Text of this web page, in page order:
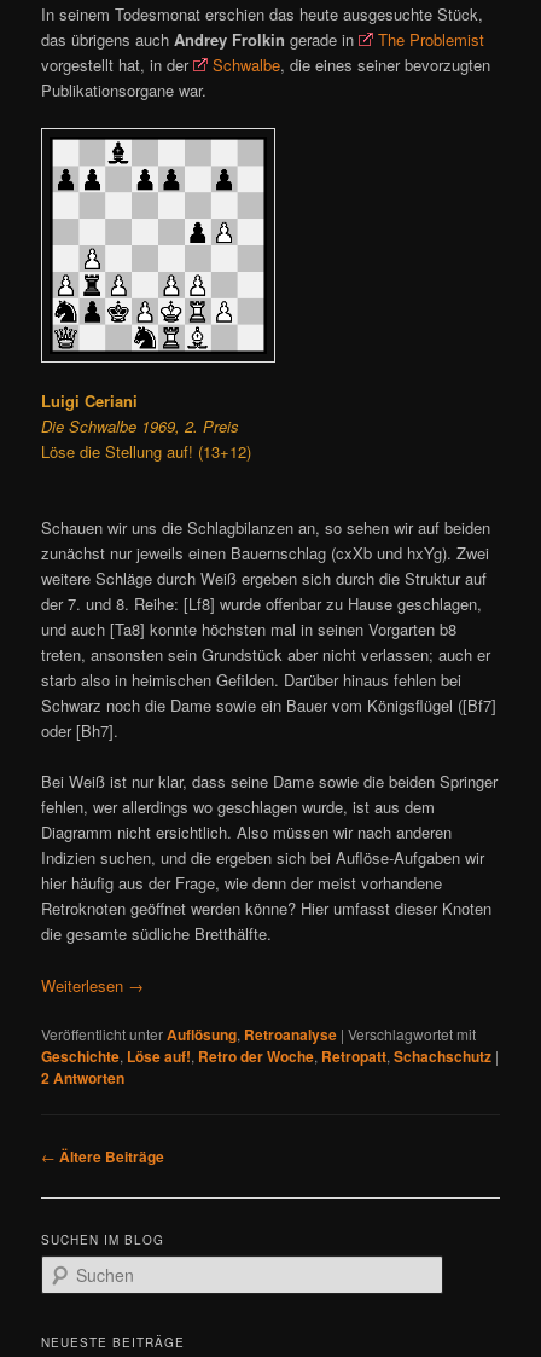
In seinem Todesmonat erschien das heute ausgesuchte Stück,
das übrigens auchAndrey Frolkin gerade in
The Problemist
vorgestellt hat, in der
Schwalbe, die eines seiner bevorzugten
Publikationsorgane war.
Luigi Ceriani
Die Schwalbe 1969, 2. Preis
Löse die Stellung auf! (13+12)
Schauen wir uns die Schlagbilanzen an, so sehen wir auf beiden
zunächst nur jeweils einen Bauernschlag (cxXb und hxYg). Zwei
weitere Schläge durch Weiß ergeben sich durch die Struktur auf
der 7. und 8. Reihe: [Lf8] wurde offenbar zu Hause geschlagen,
und auch [Ta8] konnte höchsten mal in seinen Vorgarten b8
treten, ansonsten sein Grundstück aber nicht verlassen; auch er
starb also in heimischen Gefilden. Darüber hinaus fehlen bei
Schwarz noch die Dame sowie ein Bauer vom Königsflügel ([Bf7]
oder [Bh7].
Bei Weiß ist nur klar, dass seine Dame sowie die beiden Springer
fehlen, wer allerdings wo geschlagen wurde, ist aus dem
Diagramm nicht ersichtlich. Also müssen wir nach anderen
Indizien suchen, und die ergeben sich bei Auflöse-Aufgaben wir
hier häufig aus der Frage, wie denn der meist vorhandene
Retroknoten geöffnet werden könne? Hier umfasst dieser Knoten
die gesamte südliche Bretthälfte.
Weiterlesen →
Veröffentlicht unterAuflösung, Retroanalyse |Verschlagwortet mit
Geschichte, Löse auf!, Retro der Woche, Retropatt,Schachschutz |
2Antworten
B
i
t
r
← Ältere Beiträge
SUCHEN IM BLOG
u
h
NEUESTE BEITRÄGE